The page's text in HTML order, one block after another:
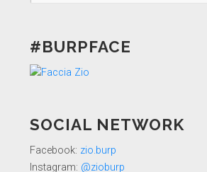
#BURPFACE
SOCIAL NETWORK
Facebook: zio.burp
Instagram: @zioburp